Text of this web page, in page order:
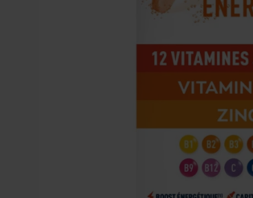
Dans certaines périodes de la vie, des
physique intense peuvent solliciter et
Pour stimuler les fonctions essentielles
concentré de 9 vitamines et 3 minéraux.
Magnésium, qui